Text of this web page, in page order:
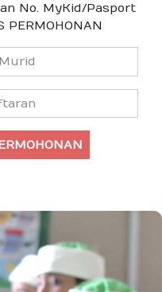
No. MyKid/Pasport
PERMOHONAN